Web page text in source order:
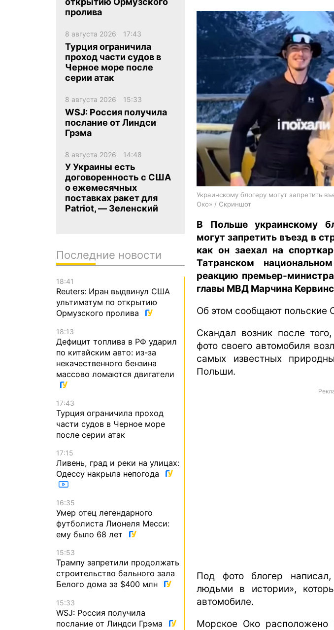
Украинскому блогеру могут запретить
Око» / Скриншот
В Польше украинскому
могут запретить въезд в
как он заехал на
Татранском
реакцию премьер-
главы МВД Марчина
Об этом сообщают польские
Скандал возник после
фото своего автомобиля
самых известных
Польши.
Под фото блогер
людьми в истории»,
автомобиле.
Морское Око расположено
пролива
8 августа 2026 17:43
Турция ограничила
проход части судов в
Черное море после
серии атак
8 августа 2026 15:33
WSJ: Россия получила
послание от Линдси
Грэма
8 августа 2026 14:48
У Украины есть
договоренность с США
о ежемесячных
поставках ракет для
Patriot, — Зеленский
Последние новости
18:41
Reuters: Иран выдвинул США
ультиматум по открытию
Ормузского пролива
18:13
Дефицит топлива в РФ ударил
по китайским авто: из-за
некачественного бензина
массово ломаются двигатели
17:43
Турция ограничила проход
части судов в Черное море
после серии атак
17:15
Ливень, град и реки на улицах:
Одессу накрыла непогода
16:35
Умер отец легендарного
футболиста Лионеля Месси:
ему было 68 лет
15:53
Трампу запретили продолжать
строительство бального зала
Белого дома за $400 млн
15:33
WSJ: Россия получила
послание от Линдси Грэма